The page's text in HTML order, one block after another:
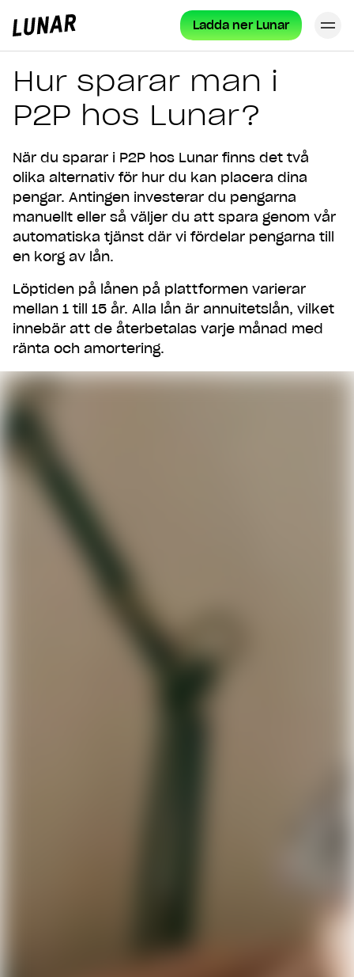
Ladda ner Lunar
Hur sparar man i
P2P hos Lunar?
När du sparar i P2P hos Lunar finns det två
olika alternativ för hur du kan placera dina
pengar. Antingen investerar du pengarna
manuellt eller så väljer du att spara genom vår
automatiska tjänst där vi fördelar pengarna till
en korg av lån.
Löptiden på lånen på plattformen varierar
mellan 1 till 15 år. Alla lån är annuitetslån, vilket
innebär att de återbetalas varje månad med
ränta och amortering.